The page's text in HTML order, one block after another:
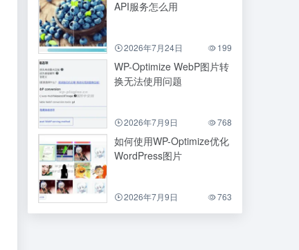
API服务怎么用
2026年7月24日 199
WP-Optimize WebP图片转
换无法使用问题
2026年7月9日 768
如何使用WP-Optimize优化
WordPress图片
2026年7月9日 763